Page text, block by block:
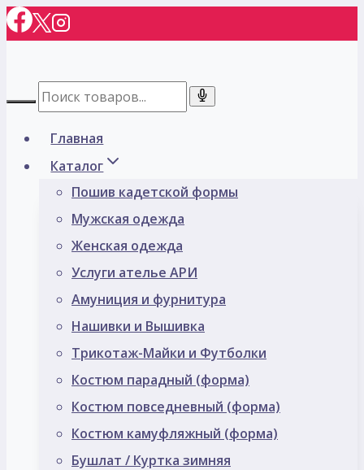
Перейти
к
Главная
Каталог
Пошив кадетской формы
Мужская одежда
Женская одежда
Услуги ателье АРИ
Амуниция и фурнитура
Нашивки и Вышивка
Трикотаж-Майки и Футболки
Костюм парадный (форма)
Костюм повседневный (форма)
Костюм камуфляжный (форма)
Бушлат / Куртка зимняя